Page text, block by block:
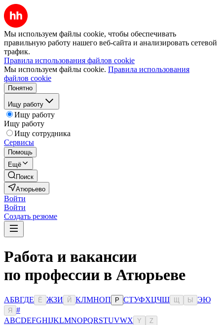
Мы используем файлы cookie, чтобы обеспечивать
правильную работу нашего веб-сайта и анализировать сетевой
трафик.
Правила использования файлов cookie
Мы используем файлы cookie. Правила использования
файлов cookie
Понятно
Ищу работу
Ищу работу
Ищу работу
Ищу сотрудника
Сервисы
Помощь
Ещё
Поиск
Атюрьево
Войти
Войти
Создать резюме
Работа и вакансии
по профессии в Атюрьеве
АБВГДЕ Ё ЖЗИ Й КЛМНОП Р СТУФХЦЧШ Ы ЭЮ
Я
#
ABCDEFGHIJKLMNOPQRSTUVWX Y Z